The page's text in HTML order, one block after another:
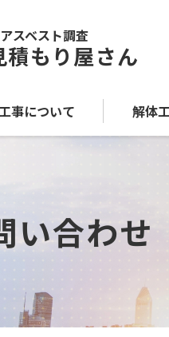
スベスト調査
もり屋さん
事について 解体
い合わせ